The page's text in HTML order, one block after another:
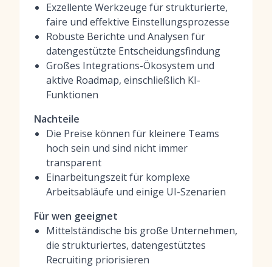
Exzellente Werkzeuge für strukturierte,
faire und effektive Einstellungsprozesse
Robuste Berichte und Analysen für
datengestützte Entscheidungsfindung
Großes Integrations-Ökosystem und
aktive Roadmap, einschließlich KI-
Funktionen
Nachteile
Die Preise können für kleinere Teams
hoch sein und sind nicht immer
transparent
Einarbeitungszeit für komplexe
Arbeitsabläufe und einige UI-Szenarien
Für wen geeignet
Mittelständische bis große Unternehmen,
die strukturiertes, datengestütztes
Recruiting priorisieren